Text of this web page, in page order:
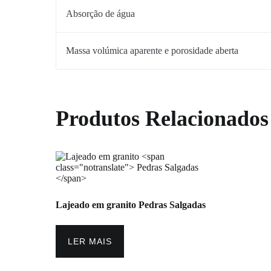
Absorção de água
Massa volúmica aparente e porosidade aberta
Produtos Relacionados
Lajeado em granito Pedras Salgadas
LER MAIS